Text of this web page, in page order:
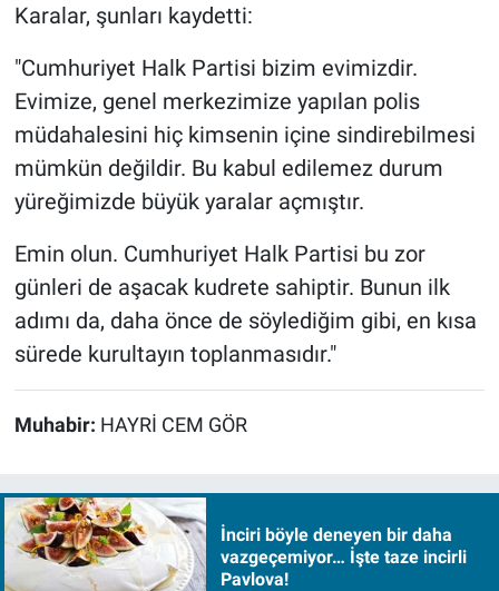
Karalar, şunları kaydetti:
"Cumhuriyet Halk Partisi bizim evimizdir.
Evimize, genel merkezimize yapılan polis
müdahalesini hiç kimsenin içine sindirebilmesi
mümkün değildir. Bu kabul edilemez durum
yüreğimizde büyük yaralar açmıştır.
Emin olun. Cumhuriyet Halk Partisi bu zor
günleri de aşacak kudrete sahiptir. Bunun ilk
adımı da, daha önce de söylediğim gibi, en kısa
sürede kurultayın toplanmasıdır."
Muhabir: HAYRİ CEM GÖR
İnciri böyle deneyen bir daha
vazgeçemiyor… İşte taze incirli
Pavlova!